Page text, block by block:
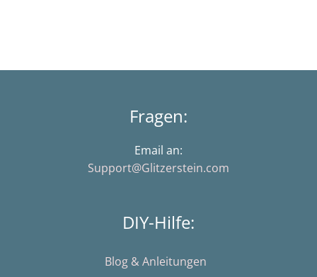
Fragen:
Email an:
Support@Glitzerstein.com
DIY-Hilfe:
Blog & Anleitungen